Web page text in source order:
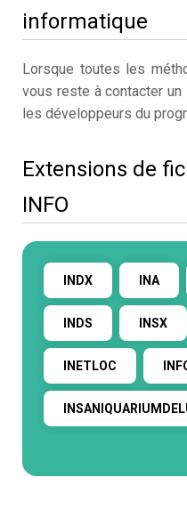
informatique
Lorsque toutes les
vous reste à contacter
les développeurs du
Extensions de
INFO
INDX INA
INDS INSX
INETLOC